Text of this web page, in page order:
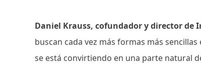
Daniel Krauss, cofundador y director de
buscan cada vez más formas más
se está convirtiendo en una parte natural